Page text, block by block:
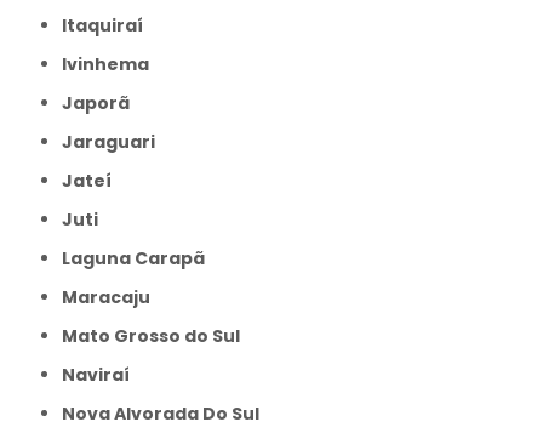
Itaquiraí
Ivinhema
Japorã
Jaraguari
Jateí
Juti
Laguna Carapã
Maracaju
Mato Grosso do Sul
Naviraí
Nova Alvorada Do Sul